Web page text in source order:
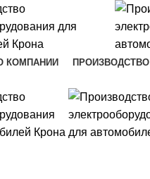
КОМПАНИИ ПРОИЗВОДСТВО